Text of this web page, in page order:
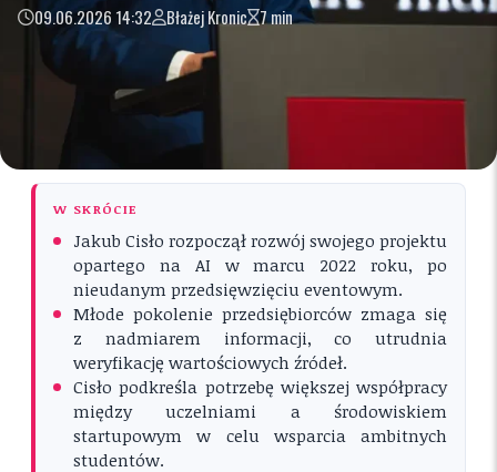
09.06.2026 14:32 Błażej Kronic 7 min
W SKRÓCIE
Jakub Cisło rozpoczął rozwój swojego projektu
opartego na AI w marcu 2022 roku, po
nieudanym przedsięwzięciu eventowym.
Młode pokolenie przedsiębiorców zmaga się
z nadmiarem informacji, co utrudnia
weryfikację wartościowych źródeł.
Cisło podkreśla potrzebę większej współpracy
między uczelniami a środowiskiem
startupowym w celu wsparcia ambitnych
studentów.